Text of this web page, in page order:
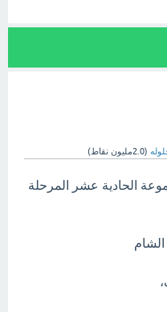
(2.0مليون نقاط)
الحادية عشر المرحلة